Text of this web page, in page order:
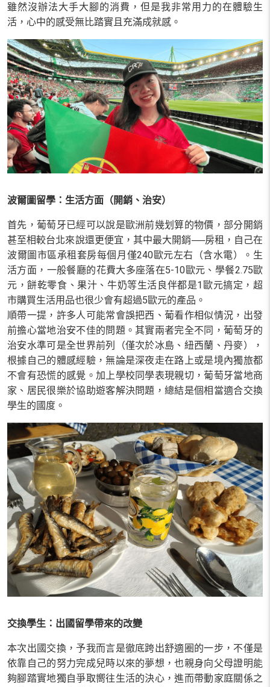
雖然沒辦法大手大腳的消費，但是我非常用力的在體驗生
活，心中的感受無比踏實且充滿成就感。
波爾圖留學：生活方面（開銷、治安）
首先，葡萄牙已經可以說是歐洲前幾划算的物價，部分開銷
甚至相較台北來說還更便宜，其中最大開銷──房租，自己在
波爾圖市區承租套房每個月僅240歐元左右（含水電）。生
活方面，一般餐廳的花費大多座落在5-10歐元、學餐2.75歐
元，餅乾零食、果汁、牛奶等生活良伴都是1歐元搞定，超
市購買生活用品也很少會有超過5歐元的產品。
順帶一提，許多人可能常會誤把西、葡看作相似情況，出發
前擔心當地治安不佳的問題。其實兩者完全不同，葡萄牙的
治安水準可是全世界前列（僅次於冰島、紐西蘭、丹麥），
根據自己的體感經驗，無論是深夜走在路上或是境內獨旅都
不會有恐慌的感覺。加上學校同學表現親切，葡萄牙當地商
家、居民很樂於協助遊客解決問題，總結是個相當適合交換
學生的國度。
交換學生：出國留學帶來的改變
本次出國交換，予我而言是徹底跨出舒適圈的一步，不僅是
依靠自己的努力完成兒時以來的夢想，也親身向父母證明能
夠腳踏實地獨自爭取嚮往生活的決心，進而帶動家庭關係之